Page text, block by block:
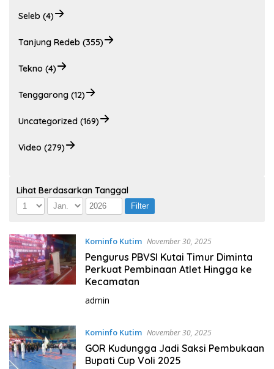
Seleb (4)
Tanjung Redeb (355)
Tekno (4)
Tenggarong (12)
Uncategorized (169)
Video (279)
Lihat Berdasarkan Tanggal
Kominfo Kutim November 30, 2025
Pengurus PBVSI Kutai Timur Diminta
Perkuat Pembinaan Atlet Hingga ke
Kecamatan
admin
Kominfo Kutim November 30, 2025
GOR Kudungga Jadi Saksi Pembukaan
Bupati Cup Voli 2025